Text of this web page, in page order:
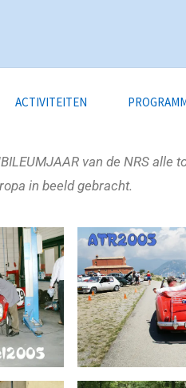
ACTIVITEITEN
van de NRS
in beeld gebracht.